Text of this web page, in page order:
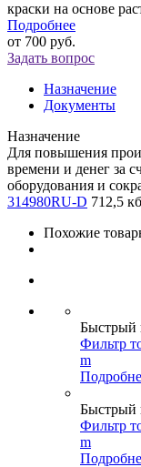
краски на основе
Подробнее
от 700 руб.
Задать вопрос
Назначение
Документы
Назначение
Для повышения
времени и денег за
оборудования и
314980RU-D 712,5 кб
Похожие
Быстрый
Фильтр
m
Быстрый
Фильтр
m